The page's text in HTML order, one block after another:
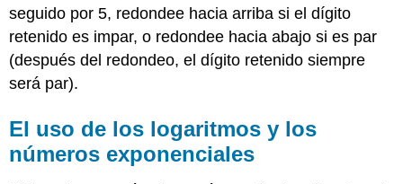
seguido por 5, redondee hacia arriba si el dígito
retenido es impar, o redondee hacia abajo si es par
(después del redondeo, el dígito retenido siempre
será par).
El uso de los logaritmos y los
números exponenciales